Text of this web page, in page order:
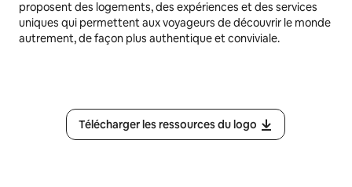
proposent des logements, des expériences et des services
uniques qui permettent aux voyageurs de découvrir le monde
autrement, de façon plus authentique et conviviale.
Télécharger les ressources du logo